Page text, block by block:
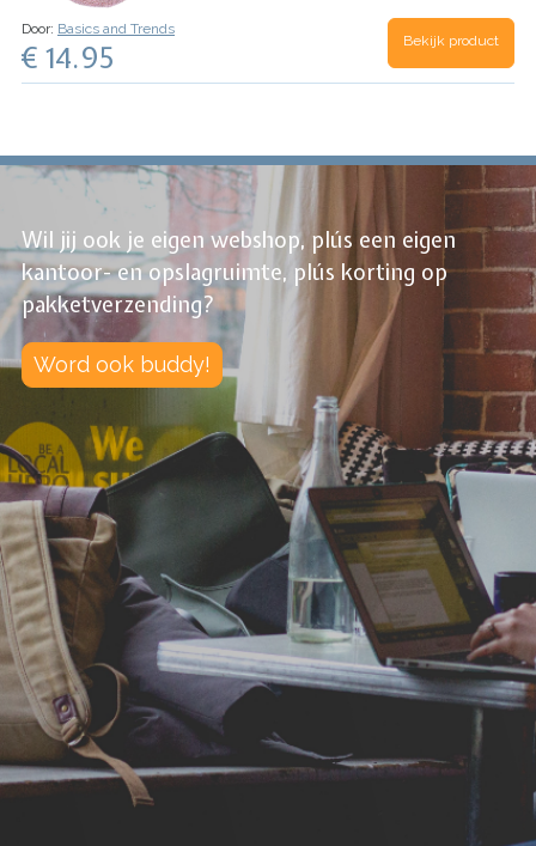
Door: Basics and Trends
€ 14.95 Bekijk product
Wil jij ook je eigen webshop, plús een eigen
kantoor- en opslagruimte, plús korting op
pakketverzending?
Word ook buddy!